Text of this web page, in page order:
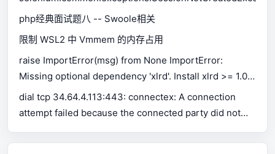
php经典面试题八 -- Swoole相关
限制 WSL2 中 Vmmem 的内存占用
raise ImportError(msg) from None ImportError:
Missing optional dependency 'xlrd'. Install xlrd >= 1.0.0
for Excel support Use pip or conda to install xlrd.
dial tcp 34.64.4.113:443: connectex: A connection
attempt failed because the connected party did not
connection failed because connected host has failed